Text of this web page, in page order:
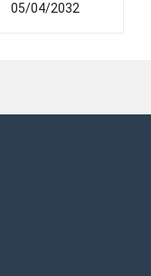
05/04/2032